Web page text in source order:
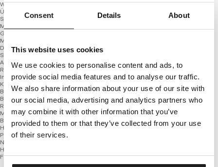
Consent Details About
This website uses cookies
We use cookies to personalise content and ads, to
provide social media features and to analyse our traffic.
We also share information about your use of our site with
our social media, advertising and analytics partners who
may combine it with other information that you’ve
provided to them or that they’ve collected from your use
of their services.
Windjacke
Übergangsjacke
Sportlicher Schnitt
Mitteldicker Stoff
Glatter Stoff
Mesh-Futter
Der Stoff ist widerstandsfähig gegen schlechte Witterungsbedingungen
Silikon-Aufnäher
Aufgedrucktes Logo
Reißverschlusstaschen
Innentasche
Kapuze verstellbar
Bündchen an den Ärmeln
Bündchen an der Taille
Raglanärmel
Mit Reißverschluss
Belüftungsöffnungen unter den Armen
Hohe Qualität
Polyester
Nylon
Hersteller: Pit Bull
Farbe: Hellgrau